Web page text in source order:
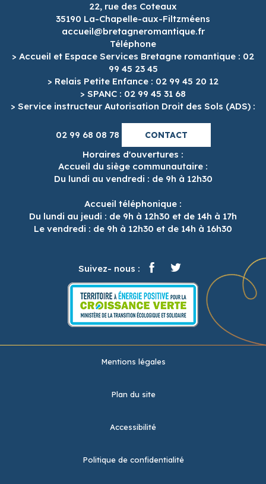
22, rue des Coteaux
35190 La-Chapelle-aux-Filtzméens
accueil@bretagneromantique.fr
Téléphone
> Accueil et Espace Services Bretagne romantique : 02
99 45 23 45
> Relais Petite Enfance : 02 99 45 20 12
> SPANC : 02 99 45 31 68
> Service instructeur Autorisation Droit des Sols (ADS) :
02 99 68 08 78 CONTACT
Horaires d'ouvertures :
Accueil du siège communautaire :
Du lundi au vendredi : de 9h à 12h30
Accueil téléphonique :
Du lundi au jeudi : de 9h à 12h30 et de 14h à 17h
Le vendredi : de 9h à 12h30 et de 14h à 16h30
Suivez- nous :
Mentions légales
Plan du site
Accessibilité
Politique de confidentialité